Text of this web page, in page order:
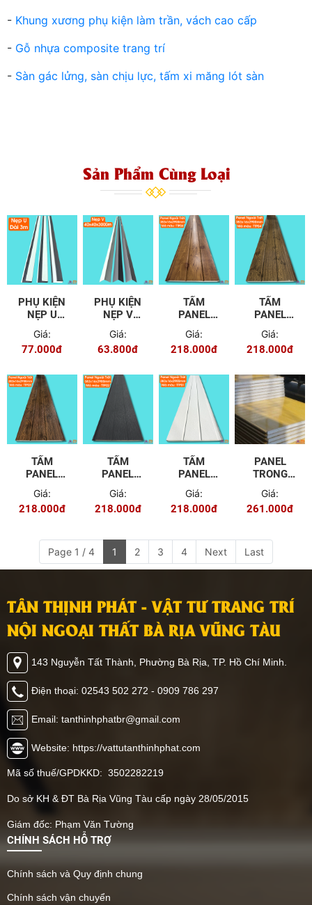
- Khung xương phụ kiện làm trần, vách cao cấp
- Gỗ nhựa composite trang trí
- Sàn gác lửng, sàn chịu lực, tấm xi măng lót sàn
Sản Phẩm Cùng Loại
PHỤ KIỆN
NẸP U
PANEL
NGOÀI
TRỜI
Giá:
77.000đ
PHỤ KIỆN
NẸP V
PANEL
NGOÀI
TRỜI
Giá:
63.800đ
TẤM
PANEL
NGOÀI
TRỜI
TTP06
Giá:
218.000đ
TẤM
PANEL
NGOÀI
TRỜI
TTP04
Giá:
218.000đ
TẤM
PANEL
NGOÀI
TRỜI
TTP03
Giá:
218.000đ
TẤM
PANEL
NGOÀI
TRỜI
TTP02
Giá:
218.000đ
TẤM
PANEL
NGOÀI
TRỜI
TTP01
Giá:
218.000đ
PANEL
TRONG
NHÀ MÀU
VÂN GỖ
100MM
Giá:
261.000đ
Page 1 / 4 1 2 3 4 Next Last
TÂN THỊNH PHÁT - VẬT TƯ TRANG TRÍ
NỘI NGOẠI THẤT BÀ RỊA VŨNG TÀU
143 Nguyễn Tất Thành, Phường Bà Rịa, TP. Hồ Chí Minh.
Điện thoại: 02543 502 272 - 0909 786 297
Email: tanthinhphatbr@gmail.com
Website: https://vattutanthinhphat.com
Mã số thuế/GPDKKD: 3502282219
Do sở KH & ĐT Bà Rịa Vũng Tàu cấp ngày 28/05/2015
Giám đốc: Phạm Văn Tường
CHÍNH SÁCH HỖ TRỢ
Chính sách và Quy định chung
Chính sách vận chuyển